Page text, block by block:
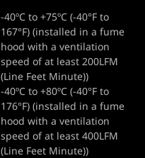
-40ºC to +75ºC (-40°F to
167°F) (installed in a fume
hood with a ventilation
speed of at least 200LFM
(Line Feet Minute))
-40ºC to +80ºC (-40°F to
176°F) (installed in a fume
hood with a ventilation
speed of at least 400LFM
(Line Feet Minute))